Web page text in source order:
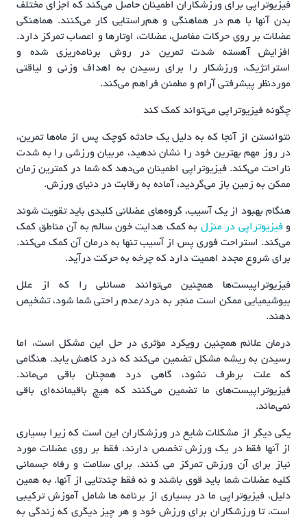
فیزیوتراپی برای ورزشکاران اطمینان حاصل می‌کند که اجزای مختلف
بدن آنها با هم در هماهنگی و هم‌راستایی کار می‌کنند. هماهنگی
عضلات بر روی حرکات مفاصل، عضلات، اوتارها و اعصاب تمرکز دارد.
افزایش آهسته شدت تمرین در روش برنامه‌ریزی شده و
استراتژیک، ورزشکار را برای رسیدن به اهداف وزنی و لیاقتی
موردنظر پیشرفتی آرام و مطمئن فراهم می‌کند.
چگونه فیزیوتراپی می‌تواند کمک کند
نتوانستن از آنجا که به دلیل یک حادثه کوچک پس از ماه‌ها تمرین،
در روز مهم بهترین خود را نشان ندهید، مربیان ورزشی را به شدت
ناراحت می‌کند. فیزیوتراپی اطمینان می‌دهد که شما در کمترین زمان
ممکن به زمین باز می‌گردید، آماده به رقابت در دنیای ورزش.
هنگام بهبود از یک آسیب، گروه‌های عضلانی کلیدی باید تقویت شوند
وفیزیوتراپی در منزل به کمک هدایت خون سالم به آن مناطق کمک
می‌کند. استراحت فوری پس از آسیب تنها به درمان آن کمک می‌کند.
برای شروع مجدد اهمیت دارد که چرخه به حرکت درآید.
فیزیوتراپیست‌ها همچنین می‌توانند مسائلی را که از علل
بیوشیمیایی ممکن است منجر به درد/عدم راحتی شما شود، تشخیص
دهند.
درمان علائم همچنین رویکرد مؤثری در حل این مشکل است، اما
رسیدن به ریشه مشکل تضمین می‌کند که درد کاهش یابد. هنگامی
که علت برطرف نشود، گاهی درد همچنان باقی می‌ماند.
فیزیوتراپیست‌های ما تضمین می‌کنند که هیچ باقیمانده‌ای باقی
نمی‌ماند.
یکی دیگر از مشکلات شایع در ورزشکاران این است که زیرا بسیاری
از آنها فقط در یک ورزش تخصص دارند، فقط بر روی عضلات مورد
نیاز برای آن ورزش تمرکز می کنند. برای سلامت و رفاه جسمانی
کلیه عضلات شما باید قوی باشند و نه فقط چندتایی از آنها. به همین
دلیل، فیزیوتراپی ما در بسیاری از برنامه ها شامل آموزش ترکیبی
است، تا ورزشکاران برای ورزش خود و هر چیز دیگری که زندگی به